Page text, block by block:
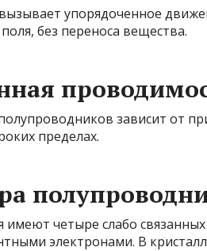
упорядоченное
без переноса вещества.
зависит от
пределах.
четыре слабо
электронами. В